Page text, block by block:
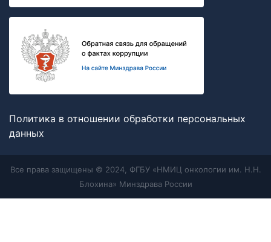
Политика в отношении обработки персональных
данных
Все права защищены © 2024, ФГБУ «НМИЦ онкологии им. Н.Н.
Блохина» Минздрава России